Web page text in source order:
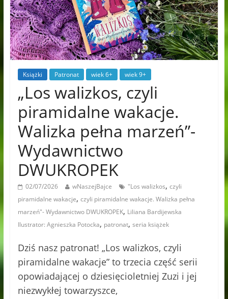
Książki Patronat wiek 6+ wiek 9+
„Los walizkos, czyli
piramidalne wakacje.
Walizka pełna marzeń”-
Wydawnictwo
DWUKROPEK
02/07/2026 wNaszejBajce "Los walizkos, czyli
piramidalne wakacje, czyli piramidalne wakacje. Walizka pełna
marzeń"- Wydawnictwo DWUKROPEK, Liliana Bardijewska
Ilustrator: Agnieszka Potocka, patronat, seria książek
Dziś nasz patronat! „Los walizkos, czyli
piramidalne wakacje” to trzecia część serii
opowiadającej o dziesięcioletniej Zuzi i jej
niezwykłej towarzyszce,